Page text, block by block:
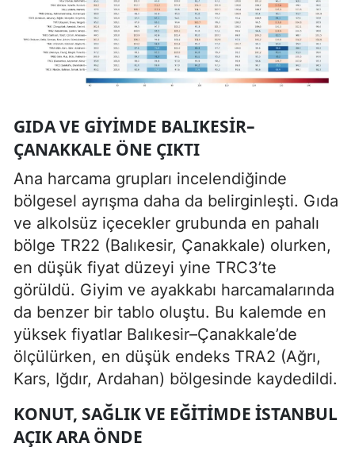
GIDA VE GIYIMDE BALIKESIR–
ÇANAKKALE ÖNE ÇIKTI
Ana harcama grupları incelendiğinde
bölgesel ayrışma daha da belirginleşti. Gıda
ve alkolsüz içecekler grubunda en pahalı
bölge TR22 (Balıkesir, Çanakkale) olurken,
en düşük fiyat düzeyi yine TRC3’te
görüldü. Giyim ve ayakkabı harcamalarında
da benzer bir tablo oluştu. Bu kalemde en
yüksek fiyatlar Balıkesir–Çanakkale’de
ölçülürken, en düşük endeks TRA2 (Ağrı,
Kars, Iğdır, Ardahan) bölgesinde kaydedildi.
KONUT, SAĞLIK VE EĞITIMDE İSTANBUL
AÇIK ARA ÖNDE